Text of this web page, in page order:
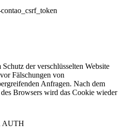
der verschlüsselten Website
Fälschungen von
Anfragen. Nach dem
Browsers wird das Cookie wieder
AUTH